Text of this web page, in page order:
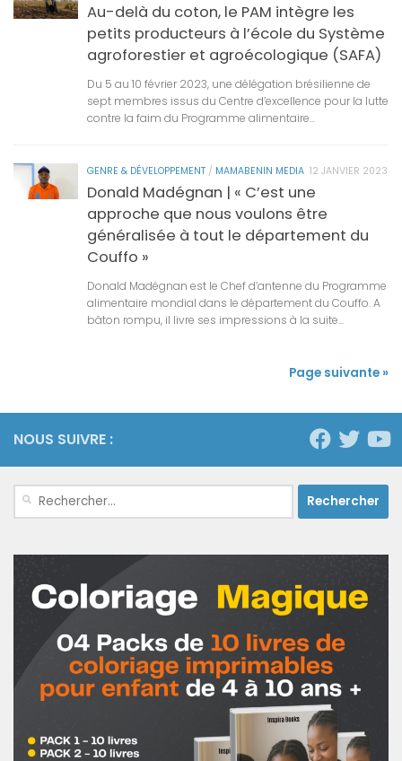
Au-delà du coton, le PAM intègre les
petits producteurs à l’école du Système
agroforestier et agroécologique (SAFA)
Du 5 au 10 février 2023, une délégation brésilienne de
sept membres issus du Centre d’excellence pour la lutte
contre la faim du Programme alimentaire...
GENRE & DÉVELOPPEMENT / MAMABENIN MEDIA 12 JANVIER 2023
Donald Madégnan | « C’est une
approche que nous voulons être
généralisée à tout le département du
Couffo »
Donald Madégnan est le Chef d’antenne du Programme
alimentaire mondial dans le département du Couffo. A
bâton rompu, il livre ses impressions à la suite...
Page suivante »
NOUS SUIVRE :
Rechercher :